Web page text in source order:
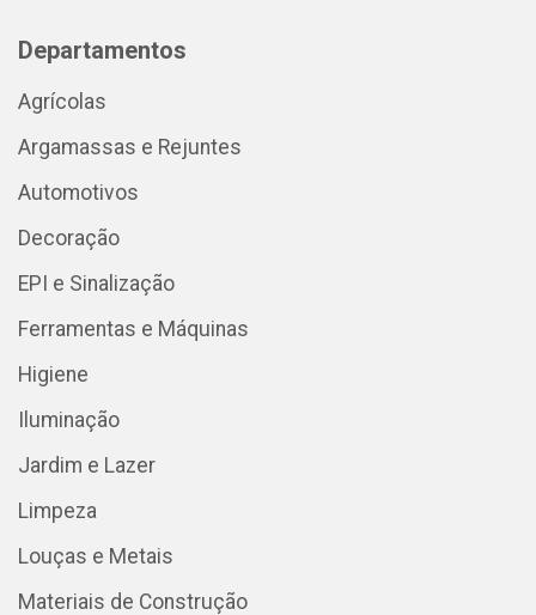
Departamentos
Agrícolas
Argamassas e Rejuntes
Automotivos
Decoração
EPI e Sinalização
Ferramentas e Máquinas
Higiene
Iluminação
Jardim e Lazer
Limpeza
Louças e Metais
Materiais de Construção